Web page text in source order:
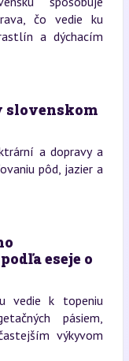
čo vedie ku
a dýchacím
slovenskom
a dopravy a
pôd, jazier a
eseje o
vedie k topeniu
pásiem,
výkyvom